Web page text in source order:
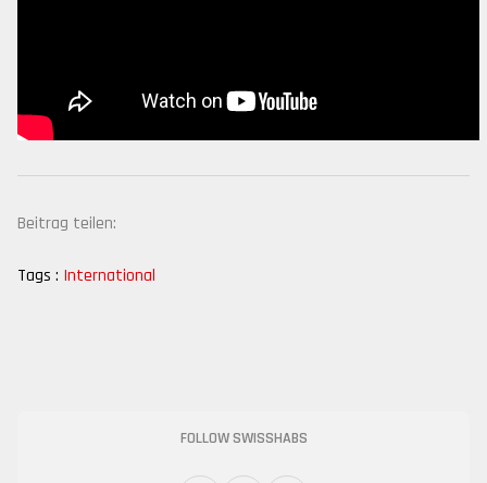
Beitrag teilen:
Tags : International
FOLLOW SWISSHABS